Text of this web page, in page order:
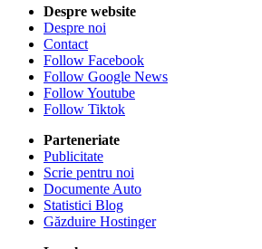
Despre website
Despre noi
Contact
Follow Facebook
Follow Google News
Follow Youtube
Follow Tiktok
Parteneriate
Publicitate
Scrie pentru noi
Documente Auto
Statistici Blog
Găzduire Hostinger